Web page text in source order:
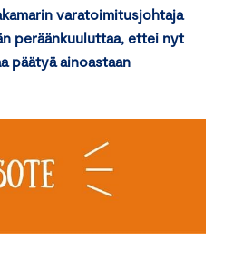
varatoimitusjohtaja
peräänkuuluttaa, ettei nyt
päätyä ainoastaan